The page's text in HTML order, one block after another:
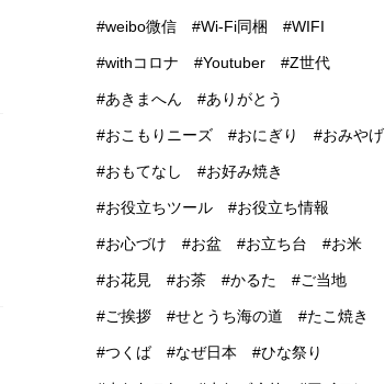
weibo微信 Wi-Fi同梱 WIFI
withコロナ Youtuber Z世代
あきまへん ありがとう
おこもりニーズ おにぎり おみやげ
おもてなし お好み焼き
お役立ちツール お役立ち情報
お心づけ お盆 お立ち台 お米
お花見 お茶 かるた ご当地
ご挨拶 せとうち海の道 たこ焼き
つくば なぜ日本 ひな祭り